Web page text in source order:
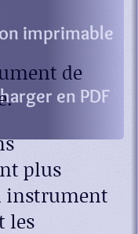
imprimable
en PDF
de
plus
instrument
les